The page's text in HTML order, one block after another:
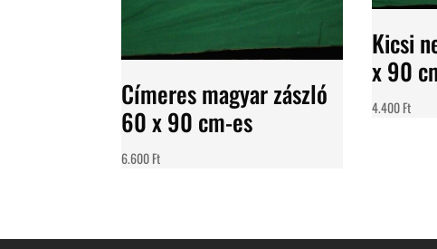
Címeres magyar zászló
60 x 90 cm-es
6.600Ft
Kicsi
x 90
4.400Ft